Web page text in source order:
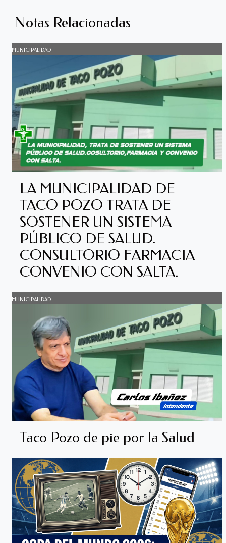
Notas Relacionadas
MUNICIPALIDAD
LA MUNICIPALIDAD DE
TACO POZO TRATA DE
SOSTENER UN SISTEMA
PÚBLICO DE SALUD.
CONSULTORIO FARMACIA
CONVENIO CON SALTA.
MUNICIPALIDAD
Taco Pozo de pie por la Salud